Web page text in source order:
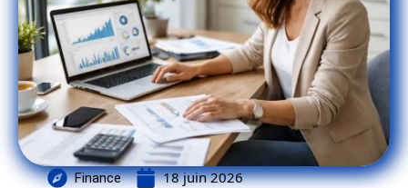
Finance 18 juin 2026